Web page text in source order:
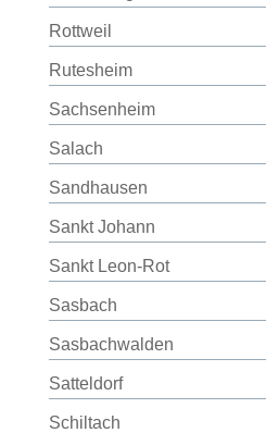
Rottweil
Rutesheim
Sachsenheim
Salach
Sandhausen
Sankt Johann
Sankt Leon-Rot
Sasbach
Sasbachwalden
Satteldorf
Schiltach